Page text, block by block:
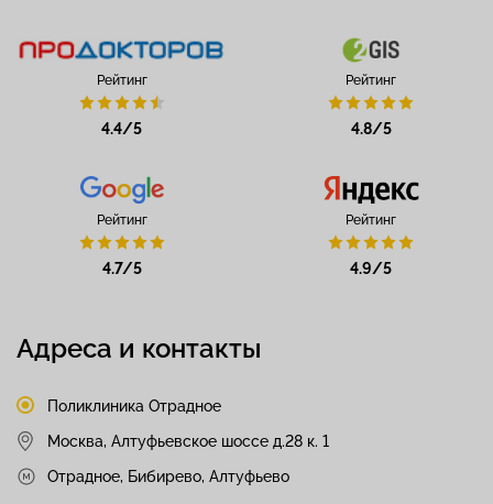
Рейтинг
4.4/5
Рейтинг
4.8/5
Рейтинг
4.7/5
Рейтинг
4.9/5
Адреса и контакты
Поликлиника Отрадное
Москва, Алтуфьевское шоссе д.28 к. 1
Отрадное, Бибирево, Алтуфьево